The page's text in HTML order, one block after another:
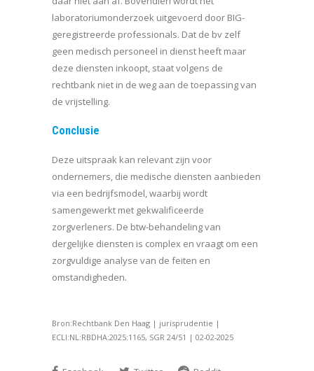
laboratoriumonderzoek uitgevoerd door BIG-
geregistreerde professionals. Dat de bv zelf
geen medisch personeel in dienst heeft maar
deze diensten inkoopt, staat volgens de
rechtbank niet in de weg aan de toepassing van
de vrijstelling.
Conclusie
Deze uitspraak kan relevant zijn voor
ondernemers, die medische diensten aanbieden
via een bedrijfsmodel, waarbij wordt
samengewerkt met gekwalificeerde
zorgverleners. De btw-behandeling van
dergelijke diensten is complex en vraagt om een
zorgvuldige analyse van de feiten en
omstandigheden.
Bron:Rechtbank Den Haag | jurisprudentie |
ECLI:NL:RBDHA:2025:1165, SGR 24/51 | 02-02-2025